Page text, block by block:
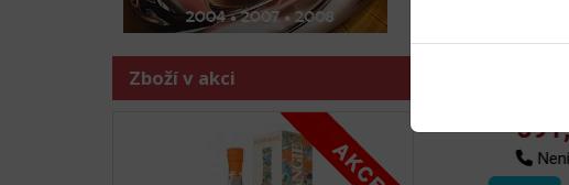
Zboží v akci
Nemiroff
Předchozí